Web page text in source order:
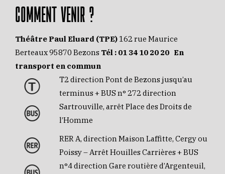
COMMENT VENIR ?
Théâtre Paul Eluard (TPE) 162 rue Maurice
Berteaux 95870 Bezons Tél : 01 34 10 20 20 En
transport en commun
T2 direction Pont de Bezons jusqu’au
terminus + BUS n° 272 direction
Sartrouville, arrêt Place des Droits de
l’Homme
RER A, direction Maison Laffitte, Cergy ou
Poissy – Arrêt Houilles Carrières + BUS
n°4 direction Gare routière d’Argenteuil,